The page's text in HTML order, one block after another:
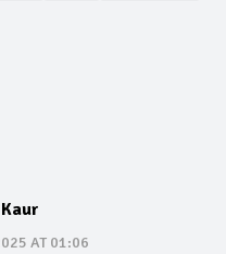
AT 01:06